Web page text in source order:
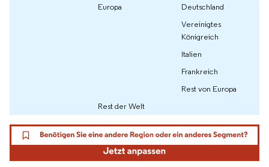
Europa
Deutschland
Vereinigtes
Königreich
Italien
Frankreich
Rest von Europa
Rest der Welt